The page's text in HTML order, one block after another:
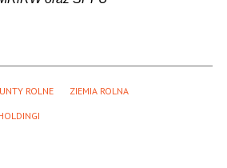
ROLNE ZIEMIA ROLNA